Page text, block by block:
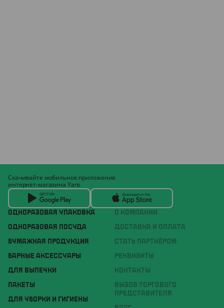
ОДНОРАЗОВАЯ УПАКОВКА
ОДНОРАЗОВАЯ ПОСУДА
БУМАЖНАЯ ПРОДУКЦИЯ
БАРНЫЕ АКСЕССУАРЫ
ДЛЯ ВЫПЕЧКИ
ПАКЕТЫ
ДЛЯ УБОРКИ И ГИГИЕНЫ
О КОМПАНИИ
ДОСТАВКА И ОПЛАТА
СТАТЬ ПАРТНЁРОМ
РЕКВИЗИТЫ
КОНТАКТЫ
ВЫЗОВ ТОРГОВОГО
ПРЕДСТАВИТЕЛЯ
Скачивайте мобильное приложение
интернет-магазина Yans